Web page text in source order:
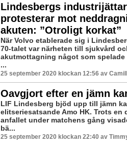
Lindesbergs industrijättar
protesterar mot
akuten: ”Otroligt korkat”
När Volvo etablerade sig i
70-talet var närheten till sjukvård
akutmottagning något som
...
25 september 2020 klockan 12:56 av
Oavgjort efter en jämn
LIF Lindesberg bjöd upp till jämn
elitseriesatsande Amo HK. Trots en
anfallet under matchens gång
bä...
25 september 2020 klockan 22:40 av